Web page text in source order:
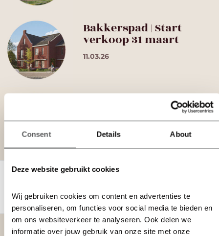
Consent Details About
Deze website gebruikt cookies
Wij gebruiken cookies om content en advertenties te
personaliseren, om functies voor social media te bieden en
om ons websiteverkeer te analyseren. Ook delen we
informatie over jouw gebruik van onze site met onze
Bakkerspad | Start
verkoop 31 maart
11.03.26
22.10.25
Goed voorbereid aan de
21.10.25
Het Bakkerserf | In